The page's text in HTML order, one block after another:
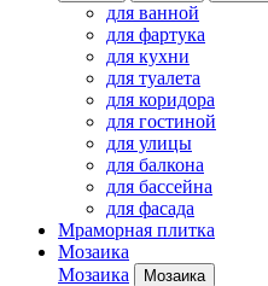
для ванной
для фартука
для кухни
для туалета
для коридора
для гостиной
для улицы
для балкона
для бассейна
для фасада
Мраморная плитка
Мозаика
Мозаика
Мозаика